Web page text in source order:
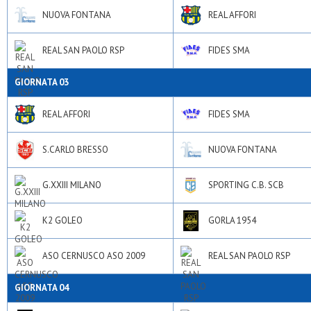
NUOVA FONTANA REAL AFFORI
REAL SAN PAOLO RSP FIDES SMA
GIORNATA 03
REAL AFFORI FIDES SMA
S.CARLO BRESSO NUOVA FONTANA
G.XXIII MILANO SPORTING C.B. SCB
K2 GOLEO GORLA 1954
ASO CERNUSCO ASO 2009 REAL SAN PAOLO RSP
GIORNATA 04